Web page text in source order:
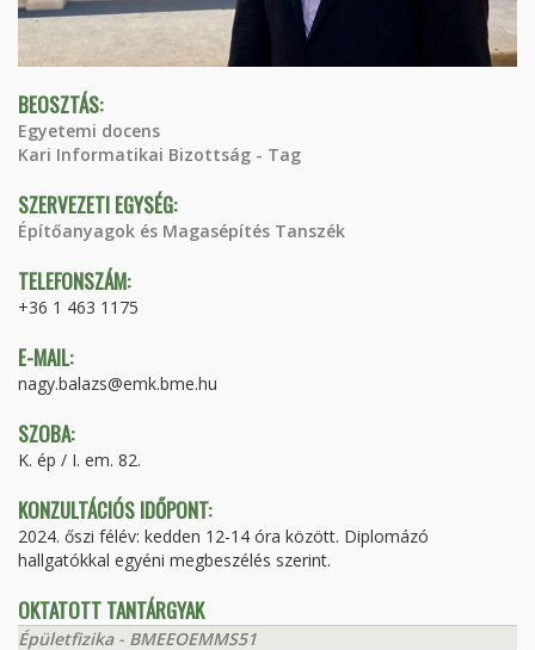
BEOSZTÁS:
Egyetemi docens
Kari Informatikai Bizottság - Tag
SZERVEZETI EGYSÉG:
Építőanyagok és Magasépítés Tanszék
TELEFONSZÁM:
+36 1 463 1175
E-MAIL:
nagy.balazs@emk.bme.hu
SZOBA:
K. ép / I. em. 82.
KONZULTÁCIÓS IDŐPONT:
2024. őszi félév: kedden 12-14 óra között. Diplomázó
hallgatókkal egyéni megbeszélés szerint.
OKTATOTT TANTÁRGYAK
Épületfizika - BMEEOEMMS51